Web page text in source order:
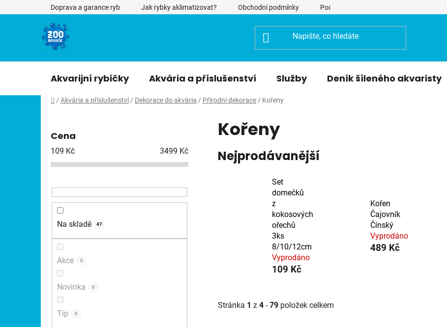
na
Doprava a garance ryb Jak rybky aklimatizovat? Obchodní podmínky Podmínky ochrany osobních údajů
Akvarijní rybičky Akvária a příslušenství Služby Deník šíleného akvaristy
Domů
/ Akvária a příslušenství / Dekorace do akvária / Přírodní dekorace / Kořeny
Cena
109 Kč 3499 Kč
Na skladě 47
Akce 0
Novinka 0
Tip 0
Kořeny
Nejprodávanější
Set
domečků
z
kokosových
ořechů
3ks
8/10/12cm
Vyprodáno
109 Kč
Kořen
Čajovník
Čínský
Vyprodáno
489 Kč
Stránka 1 z 4 -79 položek celkem